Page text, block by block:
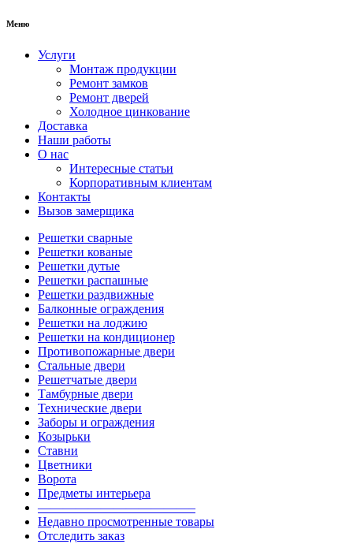
Меню
Услуги
Монтаж продукции
Ремонт замков
Ремонт дверей
Холодное цинкование
Доставка
Наши работы
О нас
Интересные статьи
Корпоративным клиентам
Контакты
Вызов замерщика
Решетки сварные
Решетки кованые
Решетки дутые
Решетки распашные
Решетки раздвижные
Балконные ограждения
Решетки на лоджию
Решетки на кондиционер
Противопожарные двери
Стальные двери
Решетчатые двери
Тамбурные двери
Технические двери
Заборы и ограждения
Козырьки
Ставни
Цветники
Ворота
Предметы интерьера
————————————–
Недавно просмотренные товары
Отследить заказ